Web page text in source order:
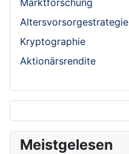
Altersvorsorgestrategie
Kryptographie
Aktionärsrendite
Meistgelesen